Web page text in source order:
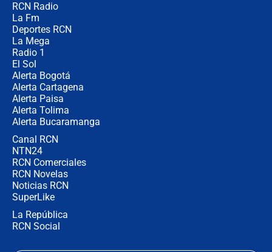
RCN Radio
La Fm
Deportes RCN
La Mega
Radio 1
El Sol
Alerta Bogotá
Alerta Cartagena
Alerta Paisa
Alerta Tolima
Alerta Bucaramanga
Canal RCN
NTN24
RCN Comerciales
RCN Novelas
Noticias RCN
SuperLike
La República
RCN Social